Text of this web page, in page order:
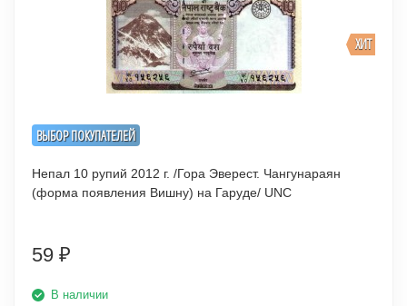
ВЫБОР ПОКУПАТЕЛЕЙ
ХИТ
Непал 10 рупий 2012 г. /Гора Эверест. Чангунараян
(форма появления Вишну) на Гаруде/ UNC
59 ₽
В наличии